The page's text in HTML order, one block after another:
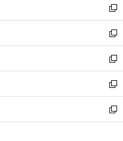
く
で
開
く
ド
ウ
で
開
く
ィ
ン
ド
ウ
で
開
く
い
ウ
ィ
ン
ド
ウ
で
開
く
新
し
い
ウ
ィ
ン
ド
ウ
で
開
新
し
い
ウ
ィ
ン
ド
ウ
新
し
い
ウ
ィ
ン
新
し
い
ウ
新
し